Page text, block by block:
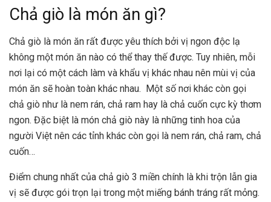
Chả giò là món ăn gì?
Chả giò là món ăn rất được yêu thích bởi vị ngon độc lạ
không một món ăn nào có thể thay thế được. Tuy nhiên, mỗi
nơi lại có một cách làm và khẩu vị khác nhau nên mùi vị của
món ăn sẽ hoàn toàn khác nhau. Một số nơi khác còn gọi
chả giò như là nem rán, chả ram hay là chả cuốn cực kỳ thơm
ngon. Đặc biệt là món chả giò này là những tinh hoa của
người Việt nên các tỉnh khác còn gọi là nem rán, chả ram, chả
cuốn…
Điểm chung nhất của chả giò 3 miền chính là khi trộn lẫn gia
vị sẽ được gói trọn lại trong một miếng bánh tráng rất mỏng.